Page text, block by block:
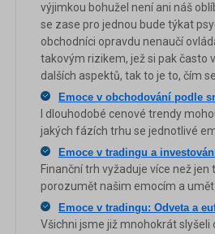
výjimkou bohužel není ani náš
se zase pro jednou bude týkat
obchodníci opravdu nenaučí
takovým rizikem, jež si pak často
dalších aspektů, tak to je to, čím
Emoce v obchodování podle
I dlouhodobé cenové trendy
jakých fázích trhu se jednotlivé
Emoce v tradingu a
Finanční trh vyžaduje více než
porozumět našim emocím a
Emoce v tradingu: Odveta a
Všichni jsme již mnohokrát